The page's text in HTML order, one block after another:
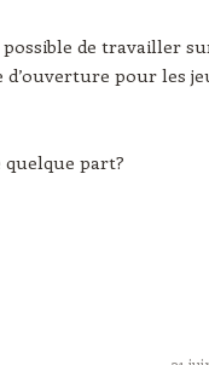
possible de travailler
pour les
quelque part?